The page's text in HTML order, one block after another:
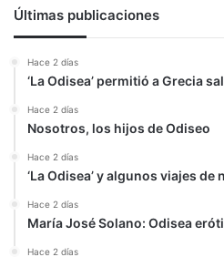
Últimas publicaciones
Hace 2 días
‘La Odisea’ permitió a Grecia
Hace 2 días
Nosotros, los hijos de Odiseo
Hace 2 días
‘La Odisea’ y algunos viajes de
Hace 2 días
María José Solano: Odisea
Hace 2 días